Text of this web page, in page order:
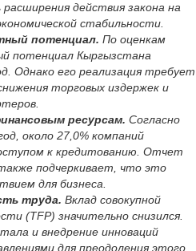
действия закона на
стабильности.
потенциал. По оценкам
потенциал Кыргызстана
Однако его реализация требует
торговых издержек и
ресурсам. Согласно
около 27,0% компаний
к кредитованию. Отчет
подчеркивает, что это
для бизнеса.
труда. Вклад совокупной
(TFP) значительно снизился.
и внедрение инноваций
для преодоления этого